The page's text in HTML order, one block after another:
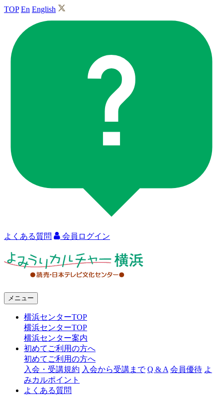
TOP En English
よくある質問 会員ログイン
ャ
メニュー
横浜センターTOP
横浜センターTOP
横浜センター案内
初めてご利用の方へ
初めてご利用の方へ
入会・受講規約 入会から受講まで Q & A 会員優待 よ
みカルポイント
よくある質問